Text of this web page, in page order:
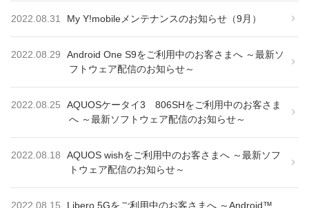
2022.08.31 My Y!mobileメンテナンスのお知らせ（9月）
2022.08.29
Android One S9をご利用中のお客さまへ ～最新ソ
フトウェア配信のお知らせ～
2022.08.25
AQUOSケータイ3 806SHをご利用中のお客さま
へ ～最新ソフトウェア配信のお知らせ～
2022.08.18
AQUOS wishをご利用中のお客さまへ ～最新ソフ
トウェア配信のお知らせ～
2022.08.15 Libero 5Gをご利用中のお客さまへ ～Android™